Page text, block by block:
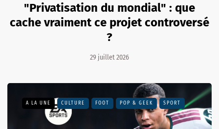
"Privatisation du mondial" : que
cache vraiment ce projet controversé
?
29 juillet 2026
A LA UNE CULTURE FOOT POP & GEEK SPORT